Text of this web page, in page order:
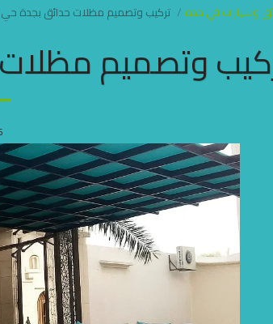
وسيارات في جده تركيب وتصميم مظلات حدائق بجدة حي
وتصميم